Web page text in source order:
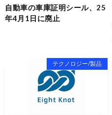
自動車の車庫証明シール、25
年4月1日に廃止
テクノロジー/製品